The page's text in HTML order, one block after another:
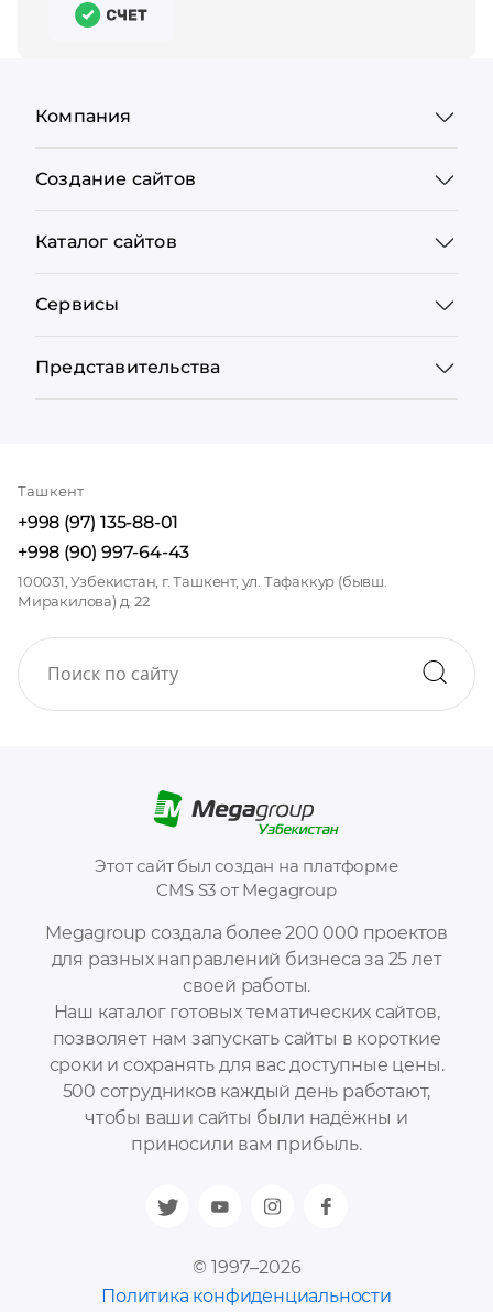
Megagroup создала более 200 000 проектов
для разных направлений бизнеса за 25 лет
своей работы.
Наш каталог готовых тематических сайтов,
позволяет нам запускать сайты в короткие
сроки и сохранять для вас доступные цены.
500 сотрудников каждый день работают,
чтобы ваши сайты были надёжны и
приносили вам прибыль.
© 1997–2026
Политика конфиденциальности
Этот сайт был создан на платформе
CMS S3 от Megagroup
Компания
Создание сайтов
Каталог сайтов
Сервисы
Представительства
Ташкент
+998 (97) 135-88-01
+998 (90) 997-64-43
100031, Узбекистан, г. Ташкент, ул. Тафаккур (бывш.
Миракилова) д. 22